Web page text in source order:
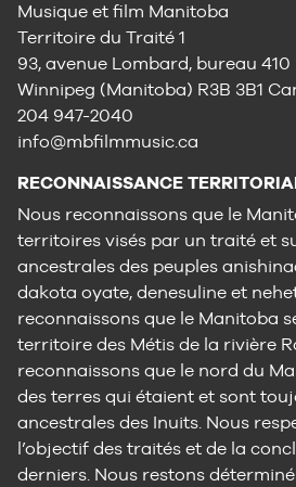
Musique et film Manitoba
Territoire du Traité 1
93, avenue Lombard, bureau 410
Winnipeg (Manitoba) R3B 3B1
204 947-2040
info@mbfilmmusic.ca
RECONNAISSANCE
Nous reconnaissons que le
territoires visés par un traité et
ancestrales des peuples
dakota oyate, denesuline et
reconnaissons que le Manitoba
territoire des Métis de la rivière
reconnaissons que le nord du
des terres qui étaient et sont
ancestrales des Inuits. Nous
l’objectif des traités et de la
derniers. Nous restons